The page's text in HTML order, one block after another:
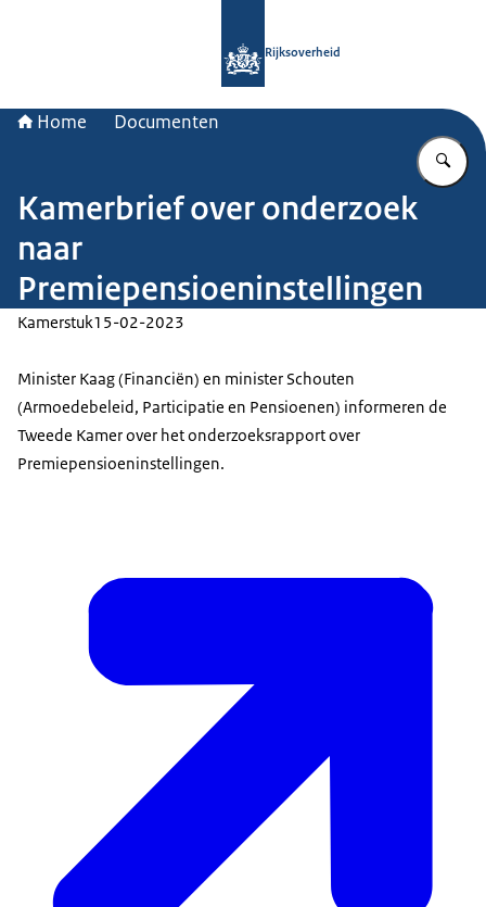
Rijksoverheid
Home Documenten
Kamerbrief over onderzoek
naar
Premiepensioeninstellingen
Kamerstuk15-02-2023
Minister Kaag (Financiën) en minister Schouten
(Armoedebeleid, Participatie en Pensioenen) informeren de
Tweede Kamer over het onderzoeksrapport over
Premiepensioeninstellingen.